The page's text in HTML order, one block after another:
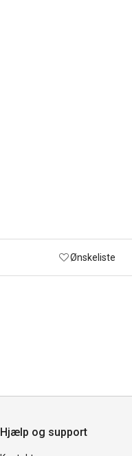
Ønskeliste
Hjælp og support